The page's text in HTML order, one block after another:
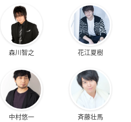
森川智之 花江夏樹
中村悠一 斉藤壮馬